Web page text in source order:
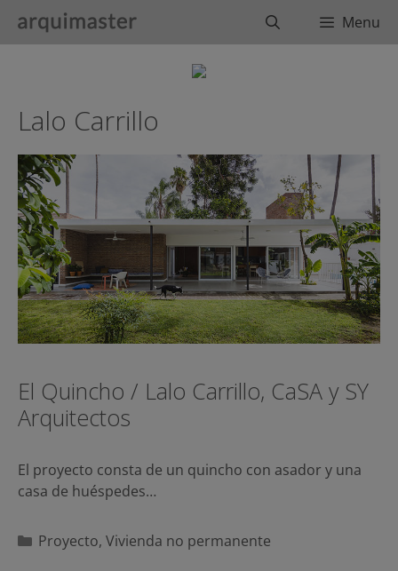
BuscarMenu
Lalo Carrillo
El Quincho / Lalo Carrillo, CaSA y SY
Arquitectos
El proyecto consta de un quincho con asador y una
casa de huéspedes…
Categorías
Proyecto, Vivienda no permanente